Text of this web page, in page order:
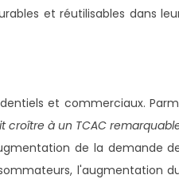
et réutilisables dans
et commerciaux.
croître à un TCAC
de la demande
l'augmentation